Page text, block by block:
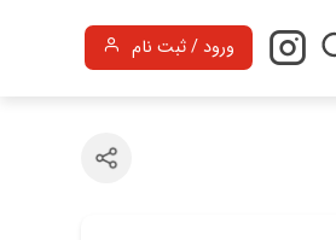
ورود / ثبت نام